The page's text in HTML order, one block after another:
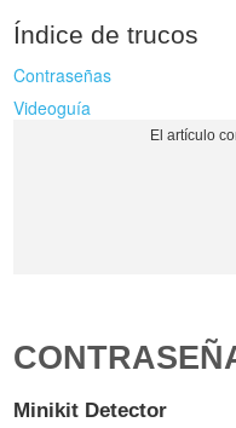
Índice de trucos
Contraseñas
Videoguía
Minikit Detector